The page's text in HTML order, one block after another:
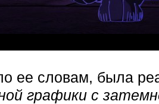
ее словам, была
графики с